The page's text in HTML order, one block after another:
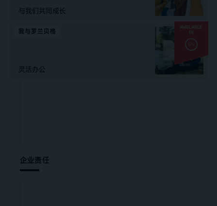
与我们共同成长
AVAILABLE
IN
我与罗兰贝格
灵活办公
企业责任